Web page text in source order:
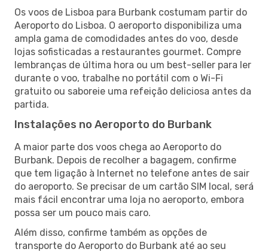
Os voos de Lisboa para Burbank costumam partir do
Aeroporto do Lisboa. O aeroporto disponibiliza uma
ampla gama de comodidades antes do voo, desde
lojas sofisticadas a restaurantes gourmet. Compre
lembranças de última hora ou um best-seller para ler
durante o voo, trabalhe no portátil com o Wi-Fi
gratuito ou saboreie uma refeição deliciosa antes da
partida.
Instalações no Aeroporto do Burbank
A maior parte dos voos chega ao Aeroporto do
Burbank. Depois de recolher a bagagem, confirme
que tem ligação à Internet no telefone antes de sair
do aeroporto. Se precisar de um cartão SIM local, será
mais fácil encontrar uma loja no aeroporto, embora
possa ser um pouco mais caro.
Além disso, confirme também as opções de
transporte do Aeroporto do Burbank até ao seu